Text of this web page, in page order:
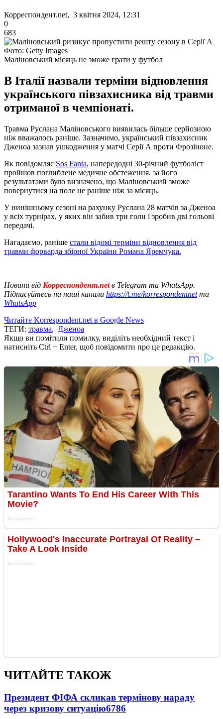
Корреспондент.net, 3 квітня 2024, 12:31
0
683
Фото: Getty Images
Маліновський місяць не зможе грати у футбол
В Італії назвали терміни відновлення
українського півзахисника від травми
отриманої в чемпіонаті.
Травма Руслана Маліновського виявилась більше серйозною
ніж вважалось раніше. Зазначимо, український півзахисник
Дженоа зазнав ушкодження у матчі Серії А проти Фрозіноне.
Як повідомляє Sos Fanta, напередодні 30-річний футболіст
пройшов поглиблене медичне обстеження. за його
результатами було визначено, що Маліновський зможе
повернутися на поле не раніше ніж за місяць.
У нинішньому сезоні на рахунку Руслана 28 матчів за Дженоа
у всіх турнірах, у яких він забив три голи і зробив дві гольові
передачі.
Нагадаємо, раніше стали відомі терміни відновлення від
травми форварда збірної України Романа Яремчука.
Новини від Корреспондент.netв Telegram та WhatsApp.
Підписуйтесь на наші канали https://t.me/korrespondentnetта
WhatsApp
Читайте Korrespondent.net в Google News
ТЕГИ: травма, Дженоа
Якщо ви помітили помилку, виділіть необхідний текст і
натисніть Ctrl + Enter, щоб повідомити про це редакцію.
ЧИТАЙТЕ ТАКОЖ
Президент ФІФА скликав термінову нараду
через кризову ситуацію6786